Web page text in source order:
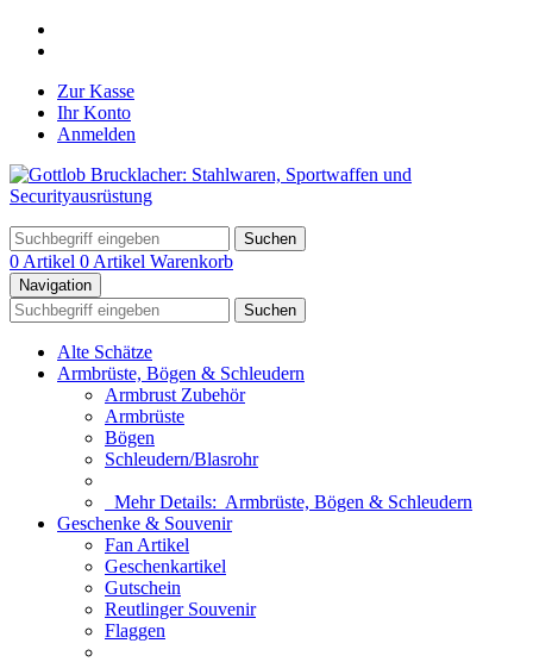
Zur Kasse
Ihr Konto
Anmelden
Suchen
0 Artikel 0 Artikel Warenkorb
Navigation
Suchen
Alte Schätze
Armbrüste, Bögen & Schleudern
Armbrust Zubehör
Armbrüste
Bögen
Schleudern/Blasrohr
Mehr Details: Armbrüste, Bögen & Schleudern
Geschenke & Souvenir
Fan Artikel
Geschenkartikel
Gutschein
Reutlinger Souvenir
Flaggen